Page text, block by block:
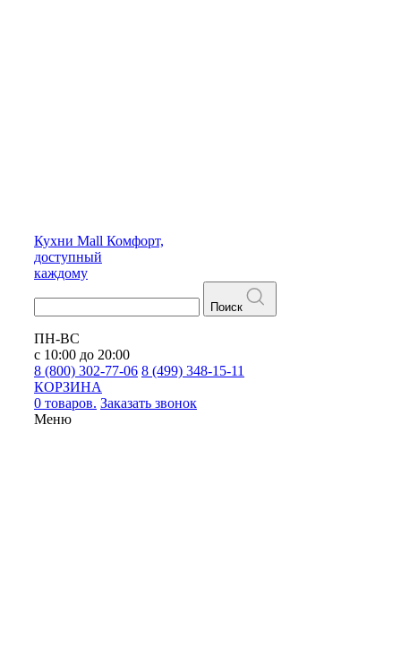
Кухни Mall Комфорт,
доступный
каждому
Поиск
ПН-ВС
с 10:00 до 20:00
8 (800) 302-77-06 8 (499) 348-15-11
КОРЗИНА
0 товаров. Заказать звонок
Меню